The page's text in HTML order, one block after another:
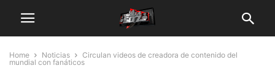
Home Noticias
Circulan videos de creadora de contenido del
mundial con fanáticos